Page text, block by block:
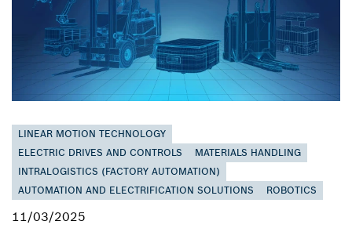
LINEAR MOTION TECHNOLOGY
ELECTRIC DRIVES AND CONTROLS
MATERIALS HANDLING
INTRALOGISTICS (FACTORY AUTOMATION)
AUTOMATION AND ELECTRIFICATION SOLUTIONS
ROBOTICS
11/03/2025